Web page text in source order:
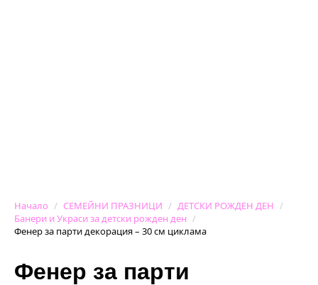
Начало СЕМЕЙНИ ПРАЗНИЦИ
ДЕТСКИ РОЖДЕН ДЕН
Банери и Украси за детски рожден ден
Фенер за парти декорация – 30 см циклама
Фенер за парти